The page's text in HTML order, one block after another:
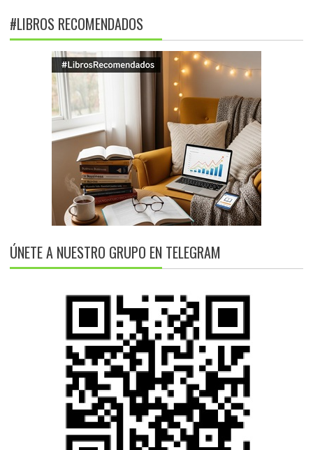
#LIBROS RECOMENDADOS
ÚNETE A NUESTRO GRUPO EN TELEGRAM